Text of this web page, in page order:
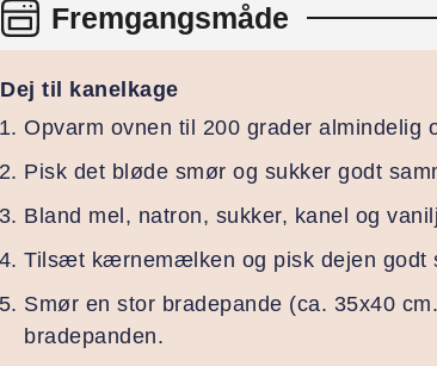
Fremgangsmåde
Dej til kanelkage
Opvarm ovnen til 200 grader almindelig
Pisk det bløde smør og sukker godt
Bland mel, natron, sukker, kanel og
Tilsæt kærnemælken og pisk dejen godt
Smør en stor bradepande (ca. 35x40
bradepanden.